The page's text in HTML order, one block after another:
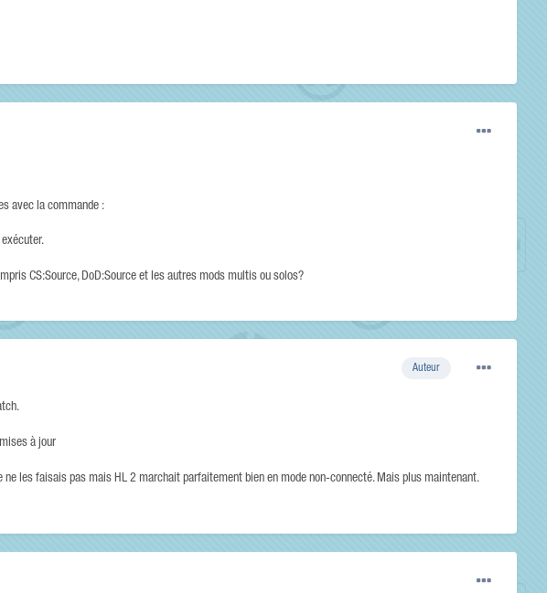
avec la commande :
CS:Source, DoD:Source et les autres mods multis ou solos?
Auteur
à jour
ne les faisais pas mais HL 2 marchait parfaitement bien en mode non-connecté. Mais plus maintenant.